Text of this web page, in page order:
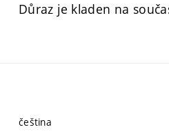
Důraz je kladen na
čeština